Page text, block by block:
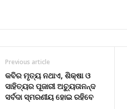
Previous article
କବିର ମୃତ୍ୟ ନଥାଏ, ଶିକ୍ଷା ଓ
ସାହିତ୍ୟର ପୂଜାରୀ ଅଚ୍ୟୁତାନନ୍ଦ
ସର୍ବଦା ସ୍ମରଣୀୟ ହୋଇ ରହିବେ